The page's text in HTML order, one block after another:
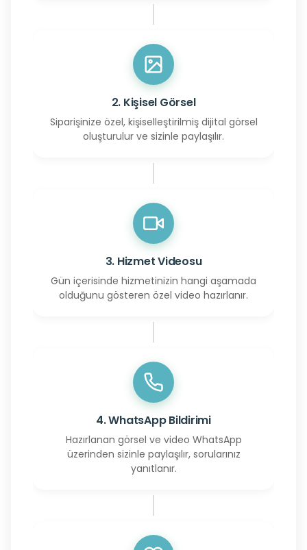
2. Kişisel Görsel
Siparişinize özel, kişiselleştirilmiş dijital görsel
oluşturulur ve sizinle paylaşılır.
3. Hizmet Videosu
Gün içerisinde hizmetinizin hangi aşamada
olduğunu gösteren özel video hazırlanır.
4. WhatsApp Bildirimi
Hazırlanan görsel ve video WhatsApp
üzerinden sizinle paylaşılır, sorularınız
yanıtlanır.